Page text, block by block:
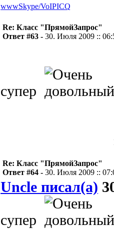
wwwSkype/VoIPICQ
Re: Класс "ПрямойЗапрос"
Ответ #63 - 30. Июля 2009 ::
супер
Re: Класс "ПрямойЗапрос"
Ответ #64 - 30. Июля 2009 ::
Uncle писал(а)
супер